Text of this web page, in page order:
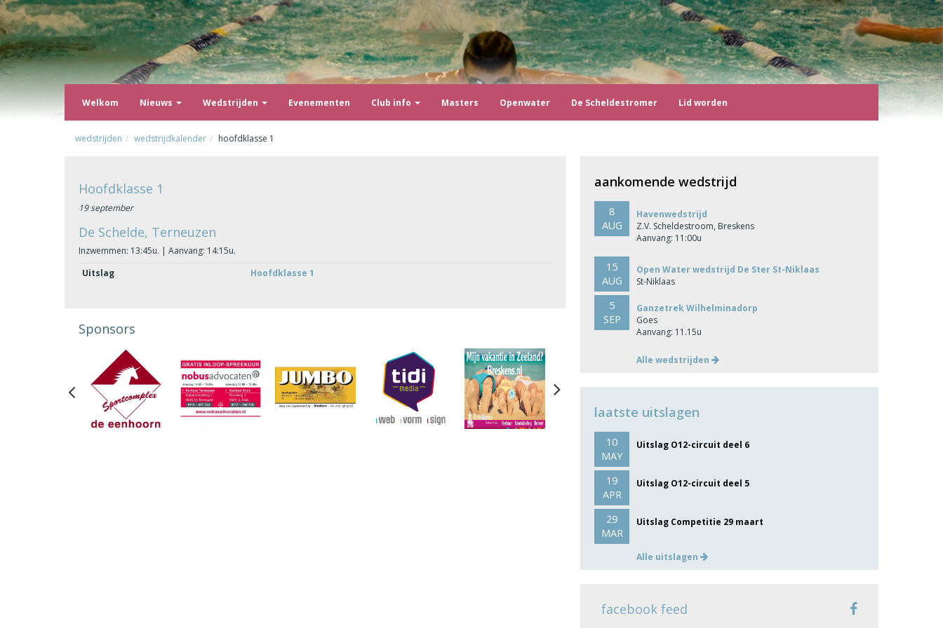
Welkom Nieuws Wedstrijden Evenementen Club info Masters Openwater De Scheldestromer Lid worden
wedstrijden wedstrijdkalender hoofdklasse 1
Hoofdklasse 1
19 september
De Schelde, Terneuzen
Inzwemmen: 13:45u. | Aanvang: 14:15u.
Uitslag
Hoofdklasse 1
Sponsors
Previous Next
aankomende wedstrijd
8
AUG
Havenwedstrijd
Z.V. Scheldestroom, Breskens
Aanvang: 11:00u
15
AUG
Open Water wedstrijd De Ster St-Niklaas
St-Niklaas
5
SEP
Ganzetrek Wilhelminadorp
Goes
Aanvang: 11.15u
Alle wedstrijden
laatste uitslagen
10
MAY
Uitslag O12-circuit deel 6
19
APR
Uitslag O12-circuit deel 5
29
MAR
Uitslag Competitie 29 maart
Alle uitslagen
facebook feed